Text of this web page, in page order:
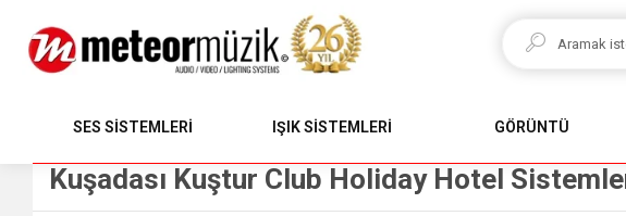
SES SİSTEMLERİ IŞIK SİSTEMLERİ GÖRÜNTÜ
Kuşadası Kuştur Club Holiday Hotel